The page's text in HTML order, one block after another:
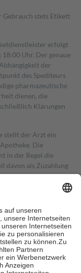
stets Etikett
erfolgt
Uhr. Der genaue
der
des Spediteurs
pharmazeutische
dienen, die
Klärungen
stellt der Arzt ein
Die
in der Regel die
davon als Zuzahlung
in Höhe von zehn
als die tatsächlichen
Apotheken.
beträgt die
Euro je
eigene Gesundheit zu